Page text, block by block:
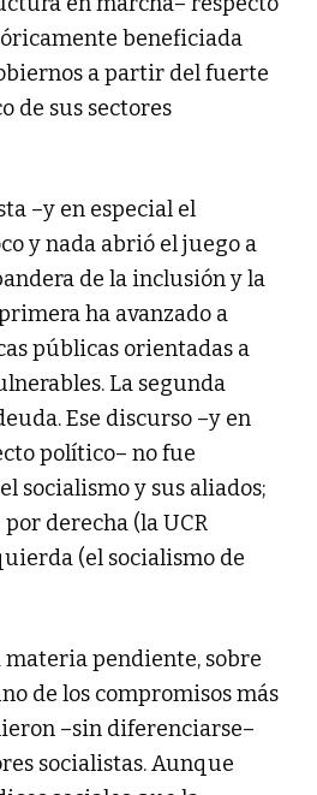
beneficiada
a partir del fuerte
de sus sectores
–y en especial el
y nada abrió el juego a
de la inclusión y la
ha avanzado a
públicas orientadas a
La segunda
Ese discurso –y en
político– no fue
socialismo y sus aliados;
derecha (la UCR
(el socialismo de
materia pendiente, sobre
de los compromisos más
–sin diferenciarse–
socialistas. Aunque